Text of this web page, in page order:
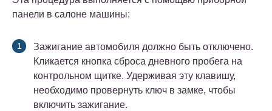
панели в салоне машины:
Зажигание автомобиля должно быть отключено.
Кликается кнопка сброса дневного пробега на
контрольном щитке. Удерживая эту клавишу,
необходимо провернуть ключ в замке, чтобы
включить зажигание.